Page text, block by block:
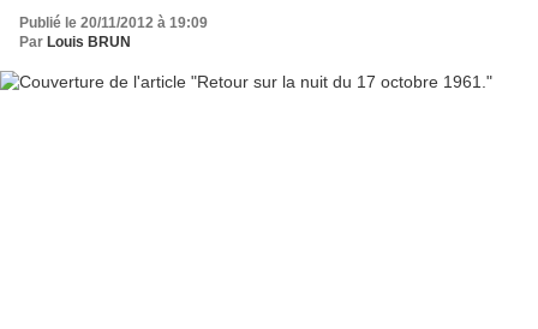
Publié le 20/11/2012 à 19:09
Par Louis BRUN